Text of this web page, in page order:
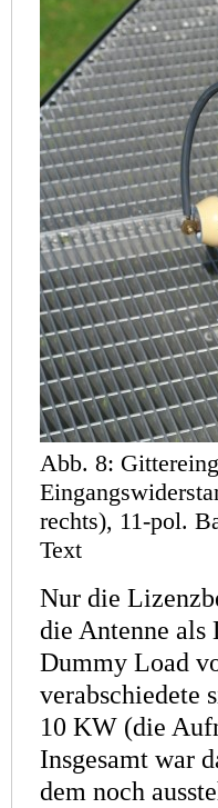
Abb. 8:
rechts), 11-pol.
Text
Nur die
die Antenne
Dummy Load
verabschiedete
10 KW (die
Insgesamt war
dem noch